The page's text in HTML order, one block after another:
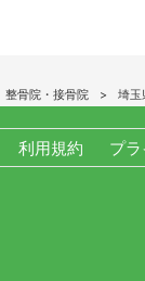
整骨院・接骨院 埼玉
利用規約 プ